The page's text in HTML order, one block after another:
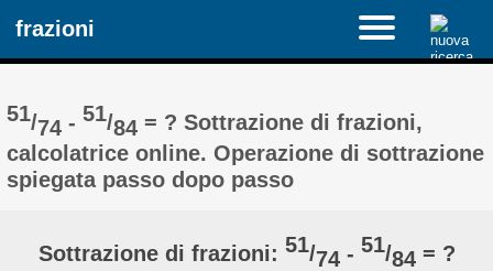
frazioni
51/74 -51/84 = ? Sottrazione di frazioni,
calcolatrice online. Operazione di sottrazione
spiegata passo dopo passo
Sottrazione di frazioni: 51/74 - 51/84 = ?